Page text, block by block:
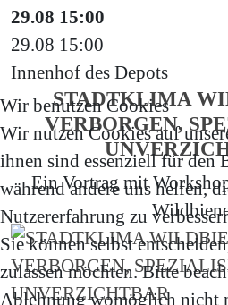
29.08 15:00
29.08 15:00
Innenhof des Depots
STADTKLIMA
VERBORGEN,
Ein Vortrag mit
Wir benutzen Cookies
Wir nutzen Cookies auf
ihnen sind essenziell für den
während andere uns helfen,
Nutzererfahrung zu
Sie können selbst
zulassen möchten. Bitte
Ablehnung womöglich nicht